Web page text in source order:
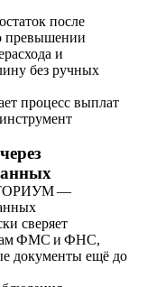
после
превышении
и
без ручных
процесс выплат
—
сверяет
ФМС и ФНС,
документы ещё до